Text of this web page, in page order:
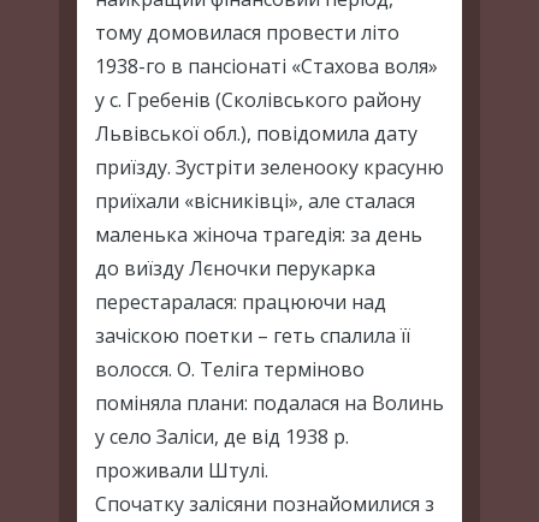
тому домовилася провести літо
1938-го в пансіонаті «Стахова воля»
у с. Гребенів (Сколівського району
Львівської обл.), повідомила дату
приїзду. Зустріти зеленооку красуню
приїхали «вісниківці», але сталася
маленька жіноча трагедія: за день
до виїзду Лєночки перукарка
перестаралася: працюючи над
зачіскою поетки – геть спалила її
волосся. О. Теліга терміново
поміняла плани: подалася на Волинь
у село Заліси, де від 1938 р.
проживали Штулі.
Спочатку залісяни познайомилися з